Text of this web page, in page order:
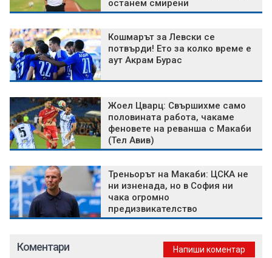
останем смирени
Кошмарът за Левски се
потвърди! Ето за колко време е
аут Акрам Бурас
Жоел Цварц: Свършихме само
половината работа, чакаме
феновете на реванша с Макаби
(Тел Авив)
Треньорът на Макаби: ЦСКА не
ни изненада, но в София ни
чака огромно
предизвикателство
Коментари Напиши коментар